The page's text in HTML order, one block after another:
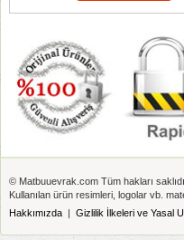
© Matbuuevrak.com Tüm hakları
Kullanılan ürün resimleri, logolar vb.
Hakkımızda | Gizlilik İlkeleri ve Yasal